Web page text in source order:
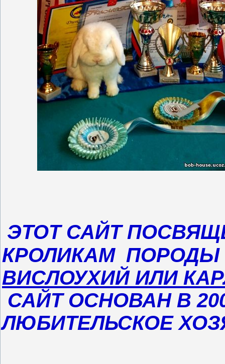
ЭТОТ САЙТ
КРОЛИКАМ ПОРОДЫ
ВИСЛОУХИЙ ИЛИ
САЙТ ОСНОВАН В
ЛЮБИТЕЛЬСКОЕ